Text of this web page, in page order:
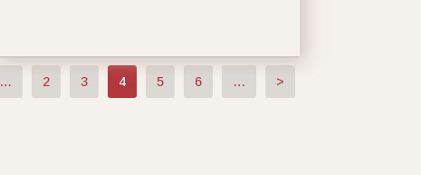
… 2 3 4 5 6 … >